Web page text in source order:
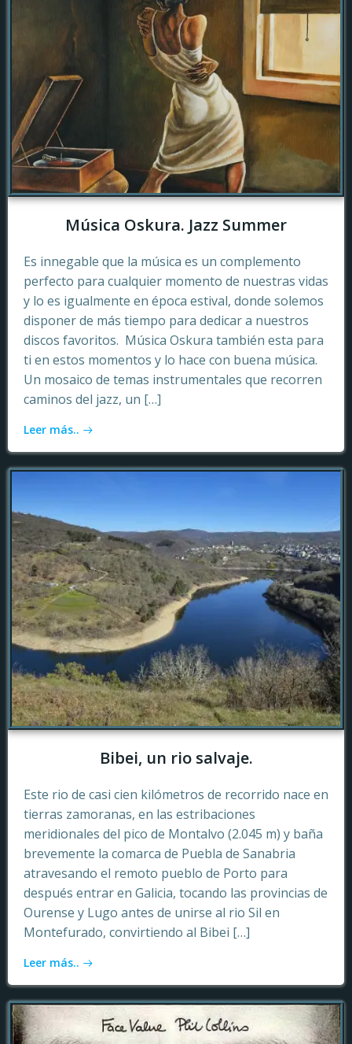
Música Oskura. Jazz Summer
Es innegable que la música es un complemento
perfecto para cualquier momento de nuestras vidas
y lo es igualmente en época estival, donde solemos
disponer de más tiempo para dedicar a nuestros
discos favoritos. Música Oskura también esta para
ti en estos momentos y lo hace con buena música.
Un mosaico de temas instrumentales que recorren
caminos del jazz, un […]
Leer más..
Bibei, un rio salvaje.
Este rio de casi cien kilómetros de recorrido nace en
tierras zamoranas, en las estribaciones
meridionales del pico de Montalvo (2.045 m) y baña
brevemente la comarca de Puebla de Sanabria
atravesando el remoto pueblo de Porto para
después entrar en Galicia, tocando las provincias de
Ourense y Lugo antes de unirse al rio Sil en
Montefurado, convirtiendo al Bibei […]
Leer más..